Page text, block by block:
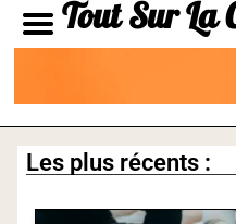
Tout Sur La
Les plus récents :